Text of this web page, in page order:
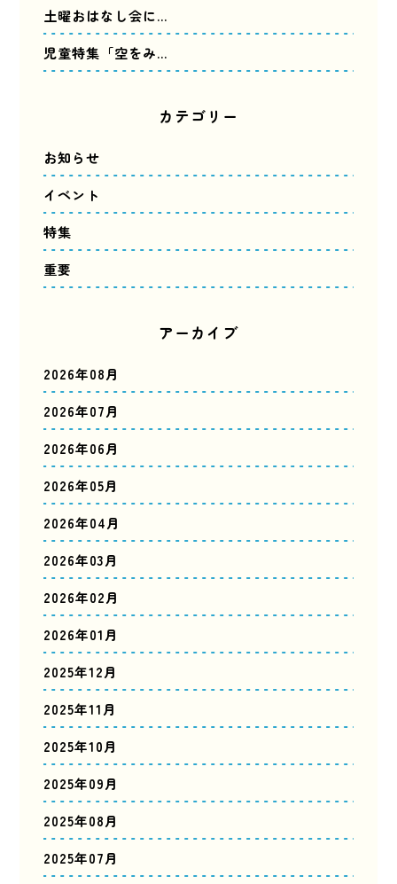
土曜おはなし会に…
児童特集「空をみ…
カテゴリー
お知らせ
イベント
特集
重要
アーカイブ
2026年08月
2026年07月
2026年06月
2026年05月
2026年04月
2026年03月
2026年02月
2026年01月
2025年12月
2025年11月
2025年10月
2025年09月
2025年08月
2025年07月